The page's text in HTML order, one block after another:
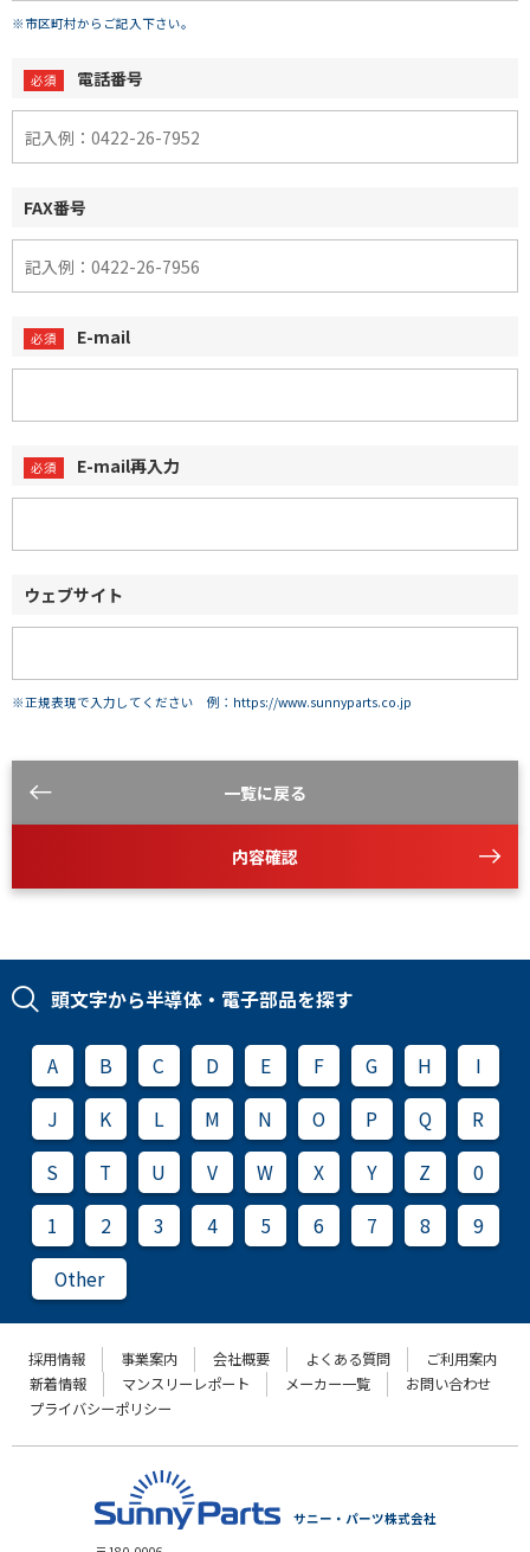
※市区町村からご記入下さい。
電話番号
FAX番号
E-mail
E-mail再入力
ウェブサイト
※正規表現で入力してください 例：https://www.sunnyparts.co.jp
一覧に戻る
内容確認
頭文字から半導体・電子部品を探す
A B C D E F G H
I
J
K L M N O P Q
R
S
T U V W X Y Z
0
1
2 3 4 5 6 7 8
9
Other
採用情報 事業案内 会社概要 よくある質問
ご利用案内
新着情報
マンスリーレポート メーカー一覧
お問い合わせ
プライバシーポリシー
サニー・パーツ株式会社